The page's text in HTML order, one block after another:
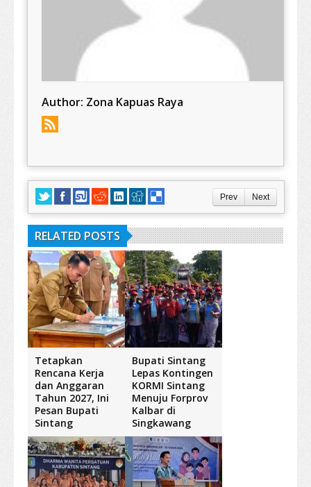
Author: Zona Kapuas Raya
Prev Next
RELATED POSTS
Tetapkan
Rencana Kerja
dan Anggaran
Tahun 2027, Ini
Pesan Bupati
Sintang
Bupati Sintang
Lepas Kontingen
KORMI Sintang
Menuju Forprov
Kalbar di
Singkawang